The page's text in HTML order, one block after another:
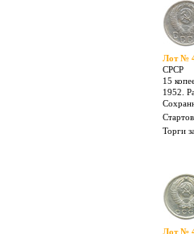
Лот №
СРСР
15 копеек
1944,
Торги
Лот №
СРСР
15 копеек